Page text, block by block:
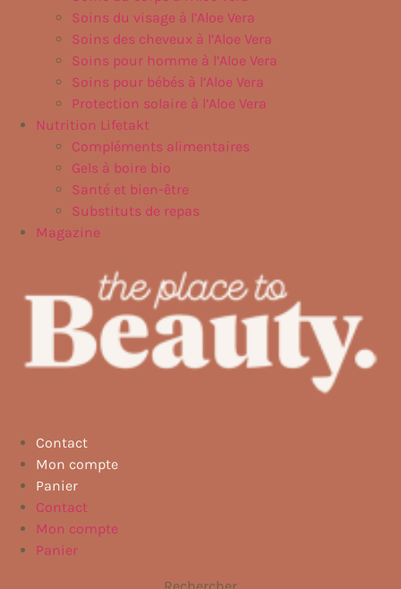
Soins du visage à l’Aloe Vera
Soins des cheveux à l’Aloe Vera
Soins pour homme à l’Aloe Vera
Soins pour bébés à l’Aloe Vera
Protection solaire à l’Aloe Vera
Nutrition Lifetakt
Compléments alimentaires
Gels à boire bio
Santé et bien-être
Substituts de repas
Magazine
Contact
Mon compte
Panier
Contact
Mon compte
Panier